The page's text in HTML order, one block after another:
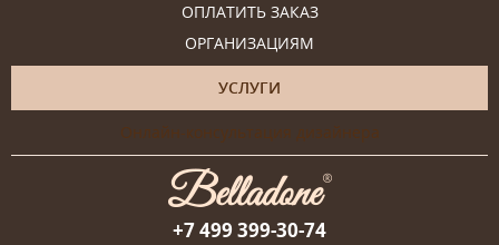
ОПЛАТИТЬ ЗАКАЗ
ОРГАНИЗАЦИЯМ
УСЛУГИ
Онлайн-консультация дизайнера
+7 499 399-30-74